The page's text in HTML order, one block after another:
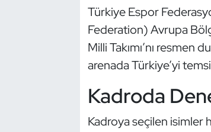
Türkiye Espor
Federation) Avrupa
Milli Takımı’nı resmen
arenada Türkiye’yi
Kadroda
Kadroya seçilen isimler